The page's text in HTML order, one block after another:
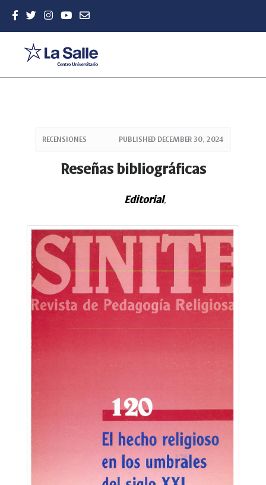
Content
Sidebar
RECENSIONES PUBLISHED DECEMBER 30, 2024
Reseñas bibliográficas
Editorial,